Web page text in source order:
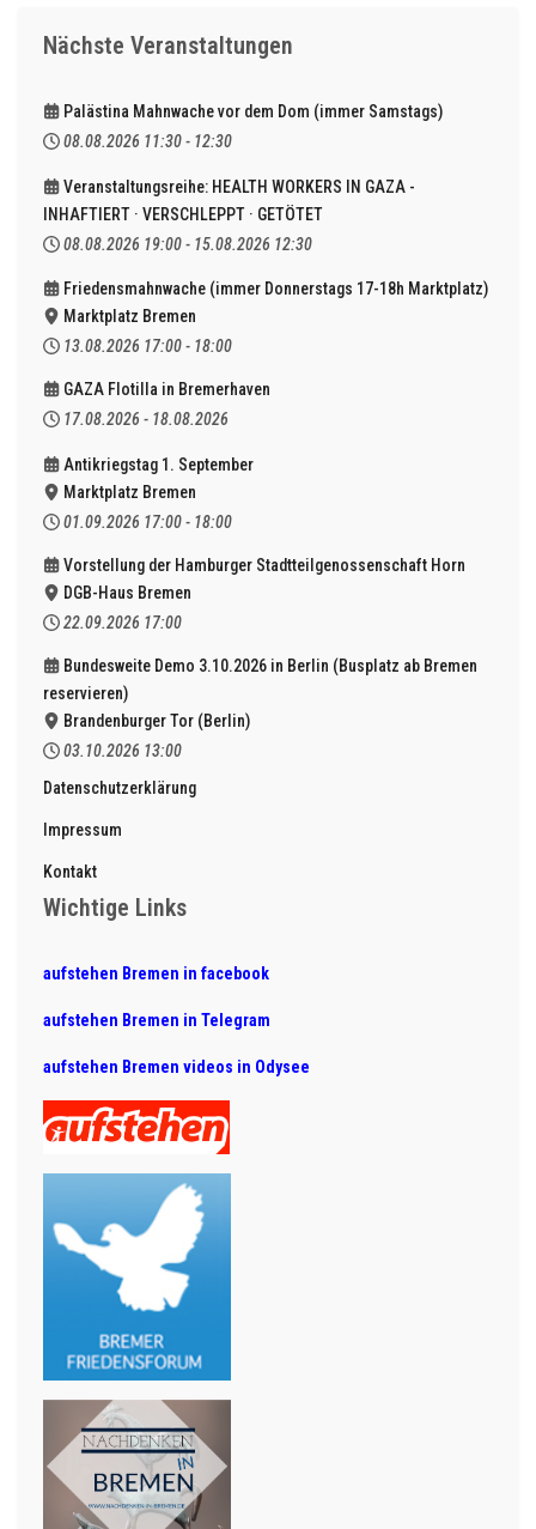
Nächste Veranstaltungen
Palästina Mahnwache vor dem Dom (immer Samstags)
08.08.2026 11:30 - 12:30
Veranstaltungsreihe: HEALTH WORKERS IN GAZA -
INHAFTIERT · VERSCHLEPPT · GETÖTET
08.08.2026 19:00 - 15.08.2026 12:30
Friedensmahnwache (immer Donnerstags 17-18h Marktplatz)
Marktplatz Bremen
13.08.2026 17:00 - 18:00
GAZA Flotilla in Bremerhaven
17.08.2026 - 18.08.2026
Antikriegstag 1. September
Marktplatz Bremen
01.09.2026 17:00 - 18:00
Vorstellung der Hamburger Stadtteilgenossenschaft Horn
DGB-Haus Bremen
22.09.2026 17:00
Bundesweite Demo 3.10.2026 in Berlin (Busplatz ab Bremen
reservieren)
Brandenburger Tor (Berlin)
03.10.2026 13:00
Datenschutzerklärung
Impressum
Kontakt
Wichtige Links
aufstehen Bremen in facebook
aufstehen Bremen in Telegram
aufstehen Bremen videos in Odysee